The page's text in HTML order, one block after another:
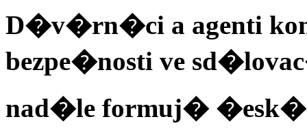
D�v�rn�ci a agenti
bezpe�nosti ve
nad�le formuj�